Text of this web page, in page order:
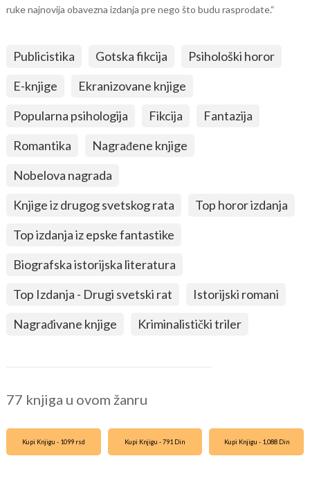
ruke najnovija obavezna izdanja pre nego što budu rasprodate.“
Publicistika Gotska fikcija
Psihološki horor
E-knjige
Ekranizovane knjige
Popularna psihologija
Fikcija
Fantazija
Romantika
Nagrađene knjige
Nobelova nagrada
Knjige iz drugog svetskog rata
Top horor izdanja
Top izdanja iz epske fantastike
Biografska istorijska literatura
Top Izdanja - Drugi svetski rat
Istorijski romani
Nagrađivane knjige
Kriminalistički triler
77 knjiga u ovom žanru
Kupi Knjigu - 1099 rsd Kupi Knjigu - 791 Din Kupi Knjigu - 1,088 Din